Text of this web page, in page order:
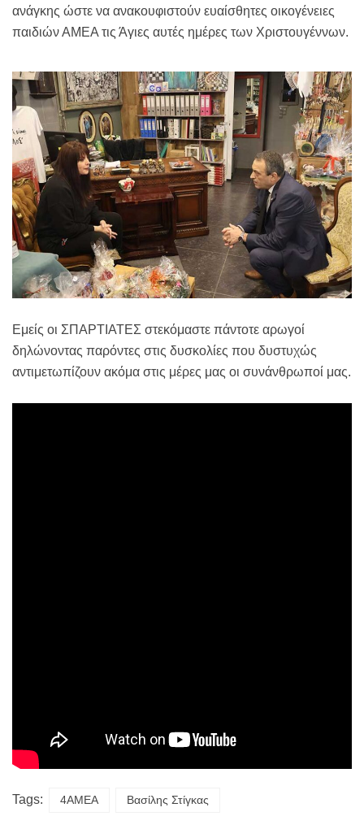
ανάγκης ώστε να ανακουφιστούν ευαίσθητες οικογένειες
παιδιών ΑΜΕΑ τις Άγιες αυτές ημέρες των Χριστουγέννων.
Εμείς οι ΣΠΑΡΤΙΑΤΕΣ στεκόμαστε πάντοτε αρωγοί
δηλώνοντας παρόντες στις δυσκολίες που δυστυχώς
αντιμετωπίζουν ακόμα στις μέρες μας οι συνάνθρωποί μας.
Tags: 4ΑΜΕΑ Βασίλης Στίγκας